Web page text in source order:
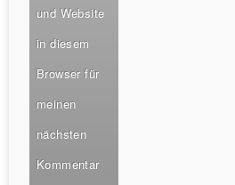
und Website
in diesem
Browser für
meinen
nächsten
Kommentar